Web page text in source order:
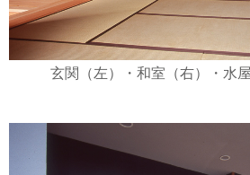
玄関（左）・和室（右）・水